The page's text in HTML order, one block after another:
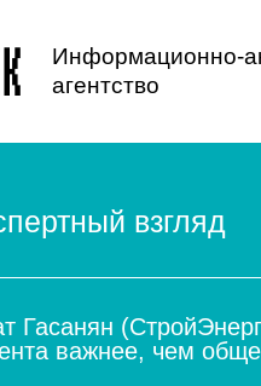
Информационно-
агентство
взгляд
Гасанян
важнее, чем